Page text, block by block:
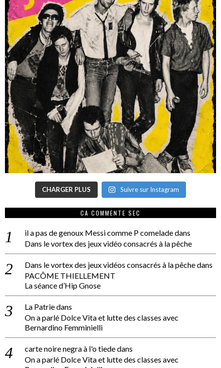
CHARGER PLUS Suivre sur Instagram
CA COMMENTE SEC
il a pas de genoux Messi comme P comeladedans
Dans le vortex des jeux vidéo consacrés à la pêche
Dans le vortex des jeux vidéos consacrés à la pêchedans
PACÔME THIELLEMENT
La séance d’Hip Gnose
La Patriedans
On a parlé Dolce Vita et lutte des classes avec
Bernardino Femminielli
carte noire negra à l'o tiededans
On a parlé Dolce Vita et lutte des classes avec